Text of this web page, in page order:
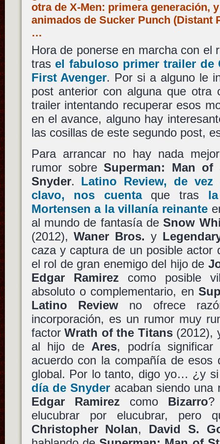
otra de X-Men: primera generación,
animados de Sucker Punch (Distant
…
Hora de ponerse en marcha con el
tras el fabuloso primer trailer de
First Avenger. Por si a alguno le
post anterior con alguna que otra
trailer intentando recuperar esos
en el avance, alguno hay
las cosillas de este segundo post,
Para arrancar no hay nada
rumor sobreSuperman: Man of
Snyder. Latino Review, de
clavo, nos cuentaque tras
Mortensen a la villanía reinante
al mundo de fantasía deSnow
(2012),Waner Bros. y
caza y captura de un posible actor
el rol de gran enemigo del hijo de
Edgar Ramirezcomo posible
absoluto o complementario, en
Latino Reviewno ofrece
incorporación, es un rumor muy
factorWrath of the Titans(2012),
al hijo de Ares, podría
acuerdo con la compañía de esos
global. Por lo tanto, digo yo… ¿y
día de Snyder acaban siendo una
Edgar Ramirezcomo Bizarro?
elucubrar por elucubrar, pero
Christopher Nolan, David S.